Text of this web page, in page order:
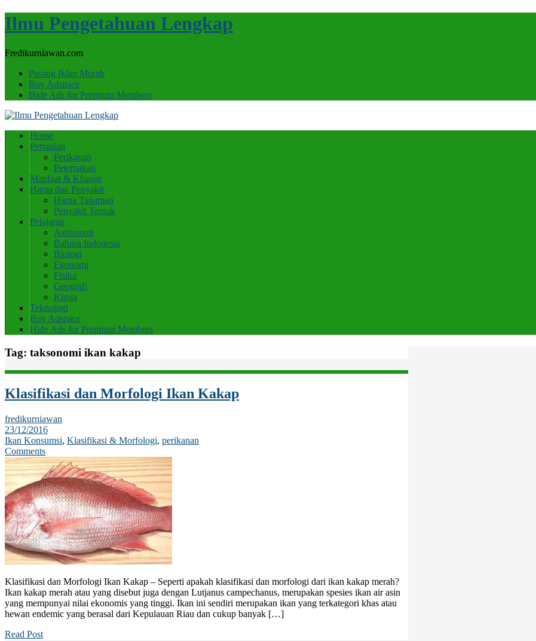
Ilmu Pengetahuan Lengkap
Fredikurniawan.com
Pasang Iklan Murah
Buy Adspace
Hide Ads for Premium Members
Home
Pertanian
Perikanan
Peternakan
Manfaat & Khasiat
Hama dan Penyakit
Hama Tanaman
Penyakit Ternak
Pelajaran
Astronomi
Bahasa Indonesia
Biologi
Ekonomi
Fisika
Geografi
Kimia
Teknologi
Buy Adspace
Hide Ads for Premium Members
Tag: taksonomi ikan kakap
Klasifikasi dan Morfologi Ikan Kakap
fredikurniawan
23/12/2016
Ikan Konsumsi, Klasifikasi & Morfologi, perikanan
Comments
Klasifikasi dan Morfologi Ikan Kakap – Seperti apakah klasifikasi dan morfologi dari ikan kakap merah?
Ikan kakap merah atau yang disebut juga dengan Lutjanus campechanus, merupakan spesies ikan air asin
yang mempunyai nilai ekonomis yang tinggi. Ikan ini sendiri merupakan ikan yang terkategori khas atau
hewan endemic yang berasal dari Kepulauan Riau dan cukup banyak […]
Read Post